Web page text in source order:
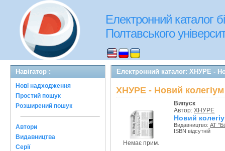
Електронний каталог
Полтавського
Навігатор :
Нові надходження
Простий пошук
Розширений пошук
Автори
Видавництва
Серії
Електронний каталог: ХНУРЕ -
ХНУРЕ - Новий колегіум
Немає прим.
Випуск
Автор:ХНУРЕ
Новий
Видавництво:АТ
ISBN відсутній